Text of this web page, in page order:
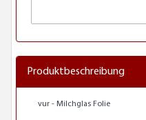
Produktbeschreibung
vur - Milchglas Folie